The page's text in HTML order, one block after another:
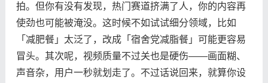
拍。但你有没有发现，热门赛道挤满了人，你的内容再
使劲也可能被淹没。这时候不如试试细分领域，比如
「减肥餐」太泛了，改成「宿舍党减脂餐」可能更容易
冒头。其次呢，视频质量不过关也是硬伤——画面糊、
声音杂，用户一秒就划走了。不过话说回来，就算你设